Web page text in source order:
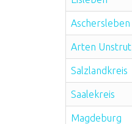
Aschersleben
Arten Unstrut
Salzlandkreis
Saalekreis
Magdeburg